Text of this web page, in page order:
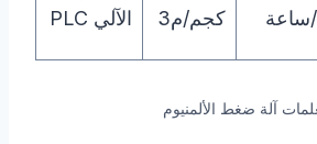
كجم/م3
الآلي PLC
آلة ضغط الألمنيوم